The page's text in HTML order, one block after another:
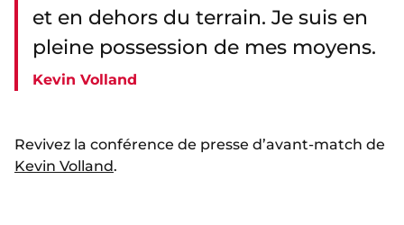
et en dehors du terrain. Je suis en
pleine possession de mes moyens.
Kevin Volland
Revivez la conférence de presse d’avant-match de
Kevin Volland.